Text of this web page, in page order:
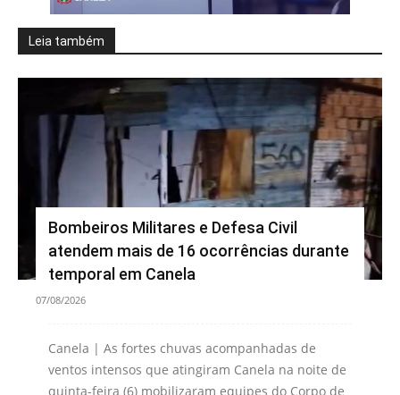
Leia também
Bombeiros Militares e Defesa Civil
atendem mais de 16 ocorrências durante
temporal em Canela
07/08/2026
Canela | As fortes chuvas acompanhadas de
ventos intensos que atingiram Canela na noite de
quinta-feira (6) mobilizaram equipes do Corpo de